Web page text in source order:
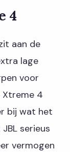
4
aan de
lage
voor
Xtreme 4
bij wat het
serieus
vermogen